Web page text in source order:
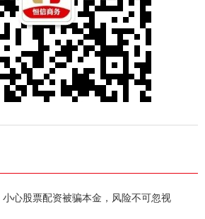
心股票配资被骗本金，风险不可忽视